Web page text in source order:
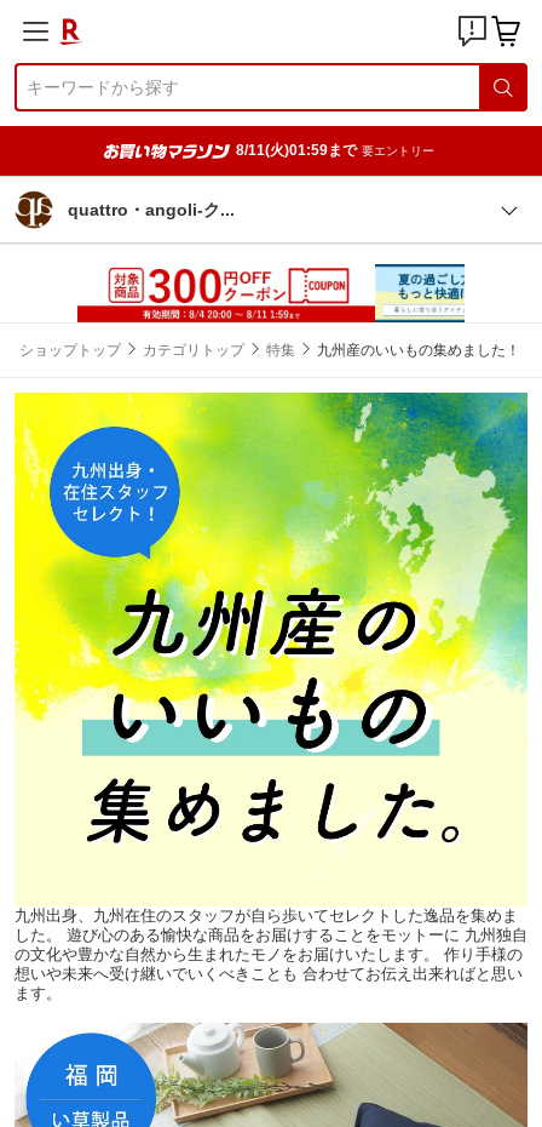
8/11(火)01:59まで 要エントリー
quattro・angoli-ク
ショップトップ カテゴリトップ 特集 九州産のいいもの集めました！
九州出身、九州在住のスタッフが自ら歩いてセレクトした逸品を集めま
した。 遊び心のある愉快な商品をお届けすることをモットーに 九州独自
の文化や豊かな自然から生まれたモノをお届けいたします。 作り手様の
想いや未来へ受け継いでいくべきことも 合わせてお伝え出来ればと思い
ます。